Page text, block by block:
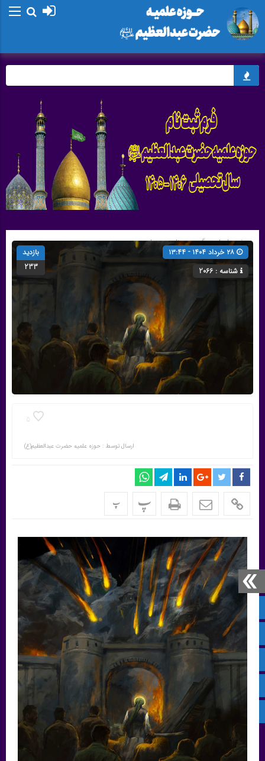
صفحه نخست
پیام‌ رسان بله
سروش
صفحه اصلی» گروه »مناسبت ها
شناسه : 2066
بازدید
233
5
ارسال توسط : حوزه علمیه حضرت عبدالعظیم(ع)
پ پ